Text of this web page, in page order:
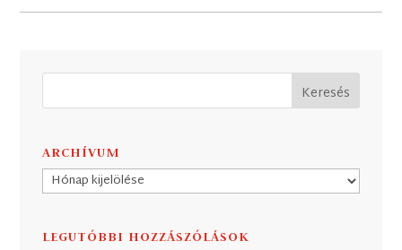
ARCHÍVUM
Archívum
LEGUTÓBBI HOZZÁSZÓLÁSOK